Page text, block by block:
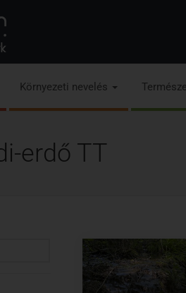
Környezeti nevelés
erdő TT